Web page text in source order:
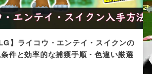
】ライコウ・エンテイ・スイクンの
件と効率的な捕獲手順・色違い厳選